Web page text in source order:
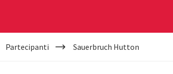
Partecipanti Sauerbruch Hutton